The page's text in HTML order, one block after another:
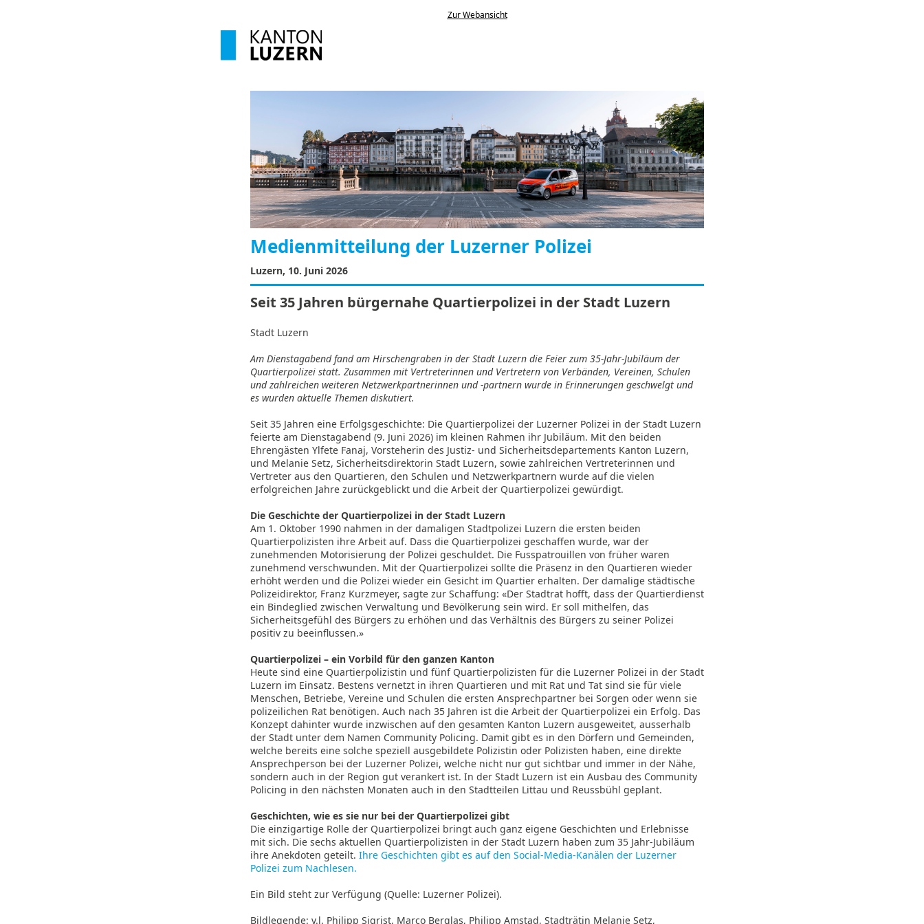
Zur Webansicht
Medienmitteilung der Luzerner Polizei
Luzern, 10. Juni 2026
Seit 35 Jahren bürgernahe Quartierpolizei in der Stadt Luzern
Stadt Luzern
Am Dienstagabend fand am Hirschengraben in der Stadt Luzern die Feier zum 35-Jahr-Jubiläum der
Quartierpolizei statt. Zusammen mit Vertreterinnen und Vertretern von Verbänden, Vereinen, Schulen
und zahlreichen weiteren Netzwerkpartnerinnen und -partnern wurde in Erinnerungen geschwelgt und
es wurden aktuelle Themen diskutiert.
Seit 35 Jahren eine Erfolgsgeschichte: Die Quartierpolizei der Luzerner Polizei in der Stadt Luzern
feierte am Dienstagabend (9. Juni 2026) im kleinen Rahmen ihr Jubiläum. Mit den beiden
Ehrengästen Ylfete Fanaj, Vorsteherin des Justiz- und Sicherheitsdepartements Kanton Luzern,
und Melanie Setz, Sicherheitsdirektorin Stadt Luzern, sowie zahlreichen Vertreterinnen und
Vertreter aus den Quartieren, den Schulen und Netzwerkpartnern wurde auf die vielen
erfolgreichen Jahre zurückgeblickt und die Arbeit der Quartierpolizei gewürdigt.
Die Geschichte der Quartierpolizei in der Stadt Luzern
Am 1. Oktober 1990 nahmen in der damaligen Stadtpolizei Luzern die ersten beiden
Quartierpolizisten ihre Arbeit auf. Dass die Quartierpolizei geschaffen wurde, war der
zunehmenden Motorisierung der Polizei geschuldet. Die Fusspatrouillen von früher waren
zunehmend verschwunden. Mit der Quartierpolizei sollte die Präsenz in den Quartieren wieder
erhöht werden und die Polizei wieder ein Gesicht im Quartier erhalten. Der damalige städtische
Polizeidirektor, Franz Kurzmeyer, sagte zur Schaffung: «Der Stadtrat hofft, dass der Quartierdienst
ein Bindeglied zwischen Verwaltung und Bevölkerung sein wird. Er soll mithelfen, das
Sicherheitsgefühl des Bürgers zu erhöhen und das Verhältnis des Bürgers zu seiner Polizei
positiv zu beeinflussen.»
Quartierpolizei – ein Vorbild für den ganzen Kanton
Heute sind eine Quartierpolizistin und fünf Quartierpolizisten für die Luzerner Polizei in der Stadt
Luzern im Einsatz. Bestens vernetzt in ihren Quartieren und mit Rat und Tat sind sie für viele
Menschen, Betriebe, Vereine und Schulen die ersten Ansprechpartner bei Sorgen oder wenn sie
polizeilichen Rat benötigen. Auch nach 35 Jahren ist die Arbeit der Quartierpolizei ein Erfolg. Das
Konzept dahinter wurde inzwischen auf den gesamten Kanton Luzern ausgeweitet, ausserhalb
der Stadt unter dem Namen Community Policing. Damit gibt es in den Dörfern und Gemeinden,
welche bereits eine solche speziell ausgebildete Polizistin oder Polizisten haben, eine direkte
Ansprechperson bei der Luzerner Polizei, welche nicht nur gut sichtbar und immer in der Nähe,
sondern auch in der Region gut verankert ist. In der Stadt Luzern ist ein Ausbau des Community
Policing in den nächsten Monaten auch in den Stadtteilen Littau und Reussbühl geplant.
Geschichten, wie es sie nur bei der Quartierpolizei gibt
Die einzigartige Rolle der Quartierpolizei bringt auch ganz eigene Geschichten und Erlebnisse
mit sich. Die sechs aktuellen Quartierpolizisten in der Stadt Luzern haben zum 35 Jahr-Jubiläum
ihre Anekdoten geteilt. Ihre Geschichten gibt es auf den Social-Media-Kanälen der Luzerner
Polizei zum Nachlesen.
Ein Bild steht zur Verfügung (Quelle: Luzerner Polizei).
Bildlegende: v.l. Philipp Sigrist, Marco Berglas, Philipp Amstad, Stadträtin Melanie Setz,